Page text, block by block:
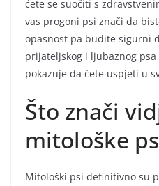
ćete se suočiti s
vas progoni psi znači da
opasnost pa budite sigurni
prijateljskog i ljubaznog
pokazuje da ćete uspjeti u
Što znači
mitološke
Mitološki psi definitivno su